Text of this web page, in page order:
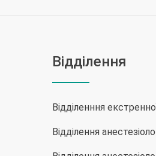
Відділення
Відділенння
Відділення